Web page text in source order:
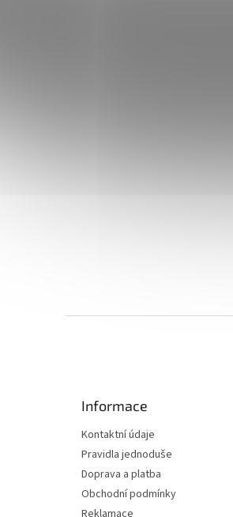
Informace
Kontaktní údaje
Pravidla jednoduše
Doprava a platba
Obchodní podmínky
Reklamace